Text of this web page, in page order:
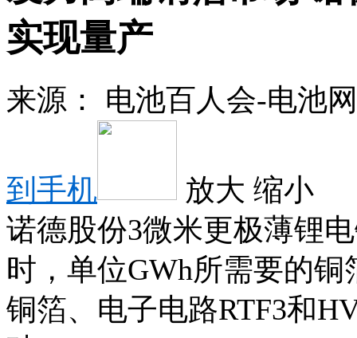
实现量产
来源： 电池百人会-电池
到手机 放大 缩小
诺德股份3微米更极薄锂
时，单位GWh所需要的
铜箔、电子电路RTF3和